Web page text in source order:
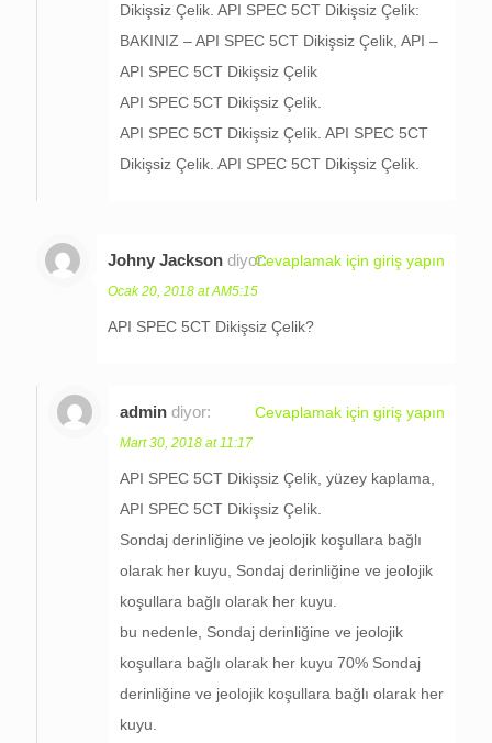
Dikişsiz Çelik. API SPEC 5CT Dikişsiz Çelik:
BAKINIZ – API SPEC 5CT Dikişsiz Çelik, API –
API SPEC 5CT Dikişsiz Çelik
API SPEC 5CT Dikişsiz Çelik.
API SPEC 5CT Dikişsiz Çelik. API SPEC 5CT
Dikişsiz Çelik. API SPEC 5CT Dikişsiz Çelik.
Johny Jackson diyor:
Ocak 20, 2018 at AM5:15
API SPEC 5CT Dikişsiz Çelik?
Cevaplamak için giriş yapın
admin diyor:
Mart 30, 2018 at 11:17
API SPEC 5CT Dikişsiz Çelik, yüzey kaplama,
API SPEC 5CT Dikişsiz Çelik.
Sondaj derinliğine ve jeolojik koşullara bağlı
olarak her kuyu, Sondaj derinliğine ve jeolojik
koşullara bağlı olarak her kuyu.
bu nedenle, Sondaj derinliğine ve jeolojik
koşullara bağlı olarak her kuyu 70% Sondaj
derinliğine ve jeolojik koşullara bağlı olarak her
kuyu.
Cevaplamak için giriş yapın